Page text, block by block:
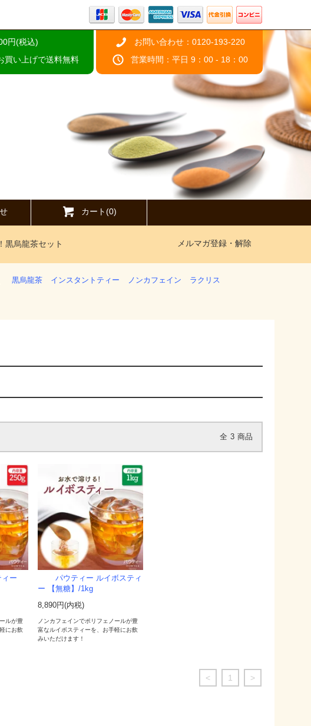
円(税込)
い上げで送料無料
お問い合わせ：0120-193-220
営業時間：平日 9：00 - 18：00
カート(0)
黒烏龍茶セット メルマガ登録・解除
黒烏龍茶 インスタントティー ノンカフェイン ラクリス
全 3 商品
ー
ルが豊
にお飲
パウティー ルイボスティ
ー 【無糖】/1kg
8,890円(内税)
ノンカフェインでポリフェノールが豊
富なルイボスティーを、お手軽にお飲
みいただけます！
< 1 >